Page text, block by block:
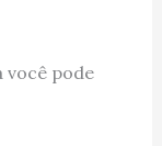
você pode